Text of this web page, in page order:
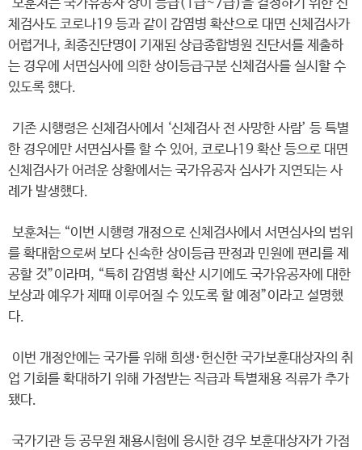
보훈처는 국가유공자 상이 등급(1급~7급)을 결정하기 위한 신
체검사도 코로나19 등과 같이 감염병 확산으로 대면 신체검사가
어렵거나, 최종진단명이 기재된 상급종합병원 진단서를 제출하
는 경우에 서면심사에 의한 상이등급구분 신체검사를 실시할 수
있도록 했다.
기존 시행령은 신체검사에서 ‘신체검사 전 사망한 사람’ 등 특별
한 경우에만 서면심사를 할 수 있어, 코로나19 확산 등으로 대면
신체검사가 어려운 상황에서는 국가유공자 심사가 지연되는 사
례가 발생했다.
보훈처는 “이번 시행령 개정으로 신체검사에서 서면심사의 범위
를 확대함으로써 보다 신속한 상이등급 판정과 민원에 편리를 제
공할 것”이라며, “특히 감염병 확산 시기에도 국가유공자에 대한
보상과 예우가 제때 이루어질 수 있도록 할 예정”이라고 설명했
다.
이번 개정안에는 국가를 위해 희생·헌신한 국가보훈대상자의 취
업 기회를 확대하기 위해 가점받는 직급과 특별채용 직류가 추가
됐다.
국가기관 등 공무원 채용시험에 응시한 경우 보훈대상자가 가점